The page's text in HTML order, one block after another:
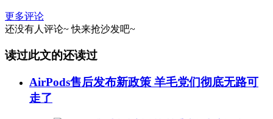
更多评论
还没有人评论~ 快来抢沙发吧~
读过此文的还读过
AirPods售后发布新政策 羊毛党们彻底无路可
走了